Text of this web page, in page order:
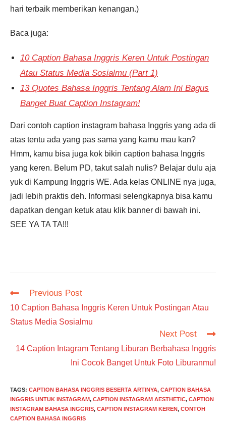
hari terbaik memberikan kenangan.)
Baca juga:
10 Caption Bahasa Inggris Keren Untuk Postingan
Atau Status Media Sosialmu (Part 1)
13 Quotes Bahasa Inggris Tentang Alam Ini Bagus
Banget Buat Caption Instagram!
Dari contoh caption instagram bahasa Inggris yang ada di
atas tentu ada yang pas sama yang kamu mau kan?
Hmm, kamu bisa juga kok bikin caption bahasa Inggris
yang keren. Belum PD, takut salah nulis? Belajar dulu aja
yuk di Kampung Inggris WE. Ada kelas ONLINE nya juga,
jadi lebih praktis deh. Informasi selengkapnya bisa kamu
dapatkan dengan ketuk atau klik banner di bawah ini.
SEE YA TA TA!!!
Read
articles
Previous Post
10 Caption Bahasa Inggris Keren Untuk Postingan Atau
Status Media Sosialmu
Next Post
14 Caption Intagram Tentang Liburan Berbahasa Inggris
Ini Cocok Banget Untuk Foto Liburanmu!
TAGS: CAPTION BAHASA INGGRIS BESERTA ARTINYA, CAPTION BAHASA
INGGRIS UNTUK INSTAGRAM, CAPTION INSTAGRAM AESTHETIC, CAPTION
INSTAGRAM BAHASA INGGRIS, CAPTION INSTAGRAM KEREN, CONTOH
CAPTION BAHASA INGGRIS